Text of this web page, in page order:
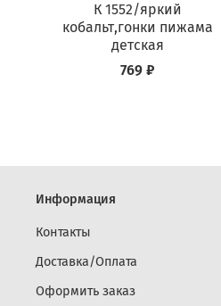
К 1552/яркий
кобальт,гонки пижама
детская
769 ₽
Информация
Контакты
Доставка/Оплата
Оформить заказ